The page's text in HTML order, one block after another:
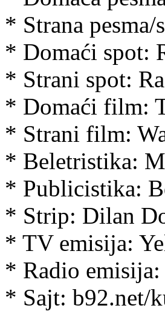
* Strana
* Domaći spot:
* Strani spot:
* Domaći film:
* Strani film:
* Beletristika:
* Publicistika:
* Strip: Dilan
* TV emisija:
* Radio
* Sajt: b92.net/